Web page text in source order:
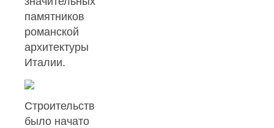
памятников
романской
архитектуры
Италии.
Строительство
было начато